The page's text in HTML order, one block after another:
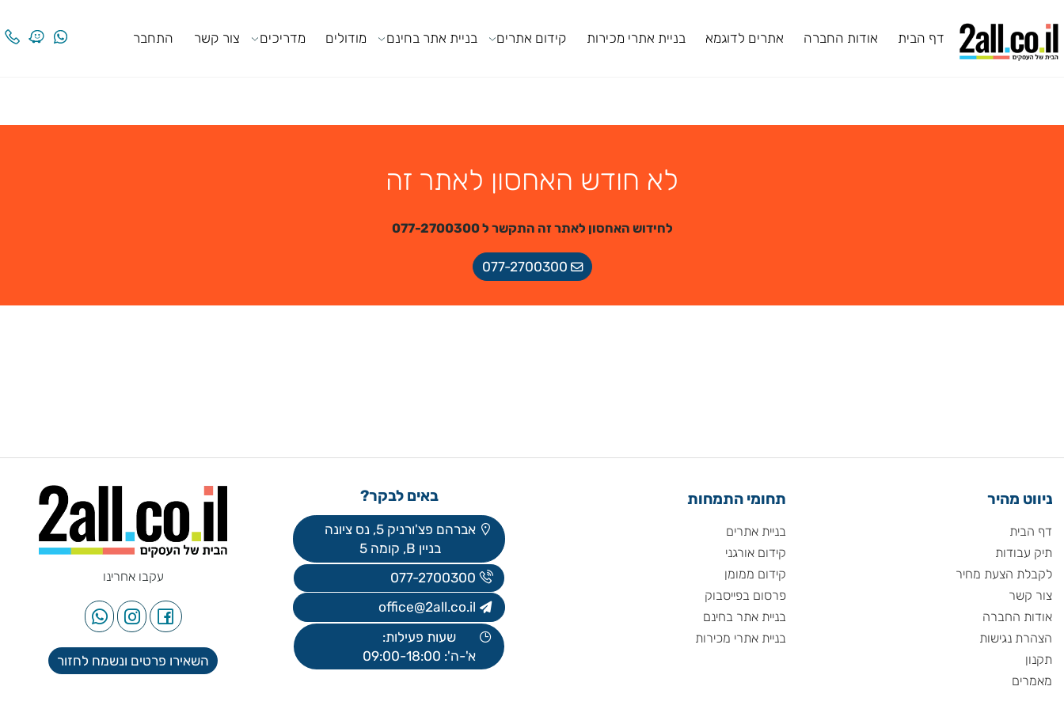
דף הבית אודות החברה אתרים לדוגמא בניית אתרי מכירות קידום אתרים בניית אתר בחינם מודולים מדריכים צור קשר התחבר
לא חודש האחסון לאתר זה
לחידוש האחסון לאתר זה התקשר ל 077-2700300
077-2700300
הצעת מחיר
החברה
בניית אתרים
קידום אורגני
קידום ממומן
פרסום בפייסבוק
בניית אתר בחינם
באים לבקר?
אברהם פצ'ורניק 5, נס ציונה
בניין B, קומה 5
077-2700300
office@2all.co.il
שעות פעילות:
עקבו אחרינו